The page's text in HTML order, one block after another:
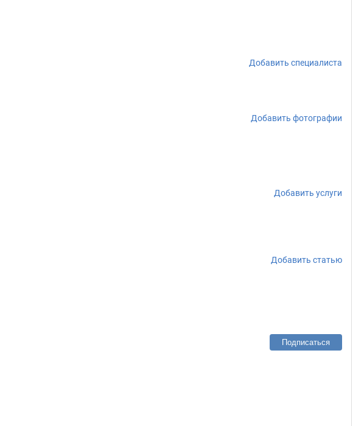
Добавить специалиста
Добавить фотографии
Добавить услуги
Добавить статью
Подписаться